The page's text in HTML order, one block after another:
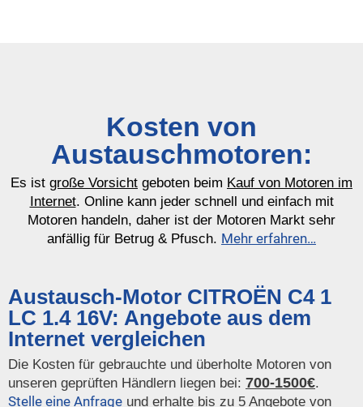
Kosten von
Austauschmotoren:
Es ist große Vorsicht geboten beim Kauf von Motoren im
Internet. Online kann jeder schnell und einfach mit
Motoren handeln, daher ist der Motoren Markt sehr
anfällig für Betrug & Pfusch. Mehr erfahren…
Austausch-Motor CITROËN C4 1
LC 1.4 16V: Angebote aus dem
Internet vergleichen
Die Kosten für gebrauchte und überholte Motoren von
unseren geprüften Händlern liegen bei: 700-1500€.
Stelle eine Anfrage und erhalte bis zu 5 Angebote von